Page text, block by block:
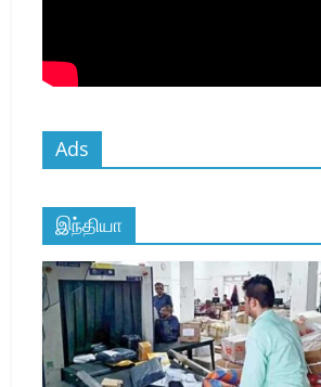
Ads
இந்தியா